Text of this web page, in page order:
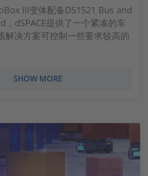
III变体配备DS1521 Bus and
dSPACE提供了一个紧凑的车
解决方案可控制一些要求较高的
SHOW MORE